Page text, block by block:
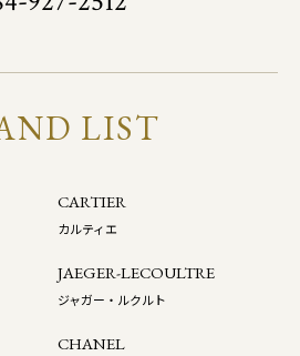
LIST
CARTIER
カルティエ
JAEGER-LECOULTRE
ジャガー・ルクルト
CHANEL